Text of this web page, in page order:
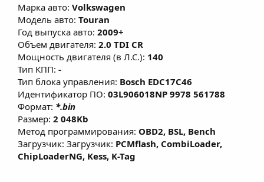
Марка авто: Volkswagen
Модель авто: Touran
Год выпуска авто: 2009+
Объем двигателя: 2.0 TDI CR
Мощность двигателя (в Л.С.): 140
Тип КПП: -
Тип блока управления: Bosch EDC17C46
Идентификатор ПО: 03L906018NP 9978 561788
Формат: *.bin
Размер: 2 048Kb
Метод программирования: OBD2, BSL, Bench
Загрузчик: Загрузчик: PCMflash, CombiLoader,
ChipLoaderNG, Kess, K-Tag